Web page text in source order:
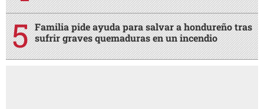
Familia pide ayuda para salvar a hondureño tras
sufrir graves quemaduras en un incendio